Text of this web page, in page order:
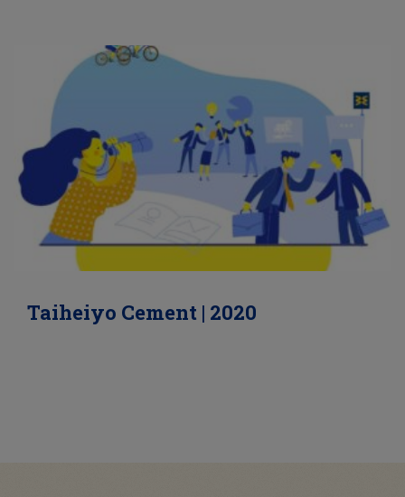
Taiheiyo Cement | 2020